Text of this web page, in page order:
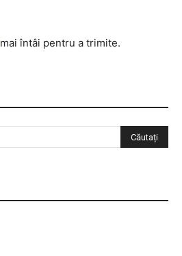
mai întâi pentru a trimite.